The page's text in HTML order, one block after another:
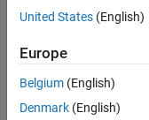
ac0Reader
adeDataReader
United States (English)
Europe
Belgium (English)
Denmark (English)